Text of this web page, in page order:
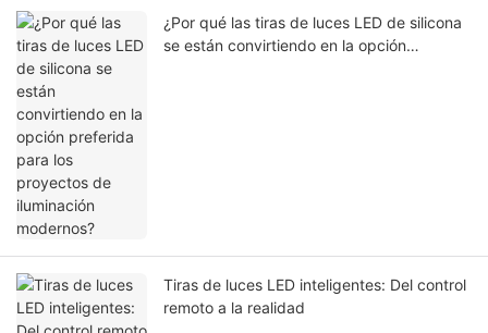
¿Por qué las tiras de luces LED de silicona
se están convirtiendo en la opción
Tiras de luces LED inteligentes: Del control
remoto a la realidad